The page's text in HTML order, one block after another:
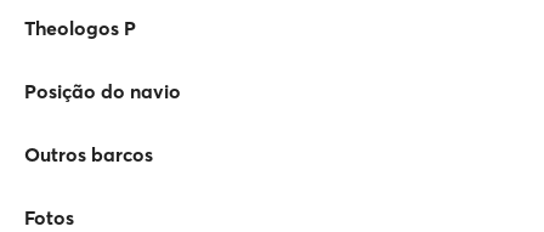
Theologos P
Posição do navio
Outros barcos
Fotos